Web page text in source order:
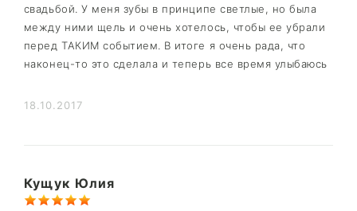
свадьбой. У меня зубы в принципе светлые, но была
между ними щель и очень хотелось, чтобы ее убрали
перед ТАКИМ событием. В итоге я очень рада, что
наконец-то это сделала и теперь все время улыбаюсь
18.10.2017
Кущук Юлия